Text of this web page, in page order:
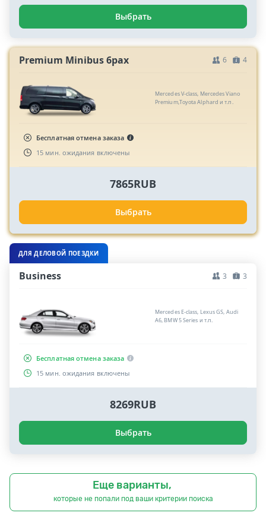
Выбрать
Premium Minibus 6pax 6 4
Mercedes V-class, Mercedes Viano
Premium,Toyota Alphard и т.п.
Бесплатная отмена заказа
15 мин. ожидания включены
7865RUB
Выбрать
ДЛЯ ДЕЛОВОЙ ПОЕЗДКИ
Business 3 3
Mercedes E-class, Lexus GS, Audi
A6, BMW 5 Series и т.п.
Бесплатная отмена заказа
15 мин. ожидания включены
8269RUB
Выбрать
Еще варианты,
которые не попали под ваши критерии поиска